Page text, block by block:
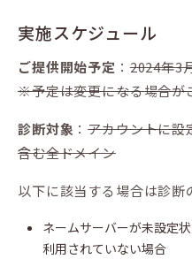
実施スケジュール
ご提供開始予定 ：2024年3
※予定は変更になる場合が
診断対象 ：アカウントに設
含む全ドメイン
以下に該当する場合は診断
ネームサーバーが未設定
利用されていない場合